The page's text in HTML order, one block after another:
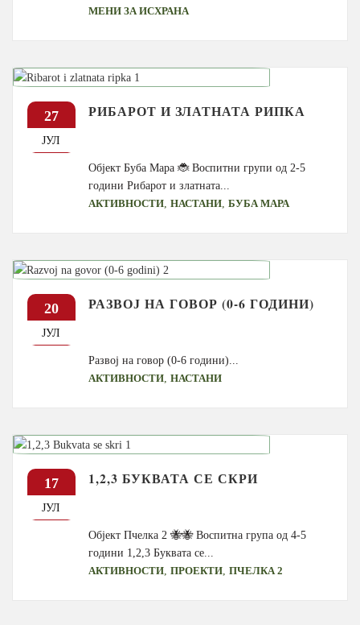
МЕНИ ЗА ИСХРАНА
27
ЈУЛ
РИБАРОТ И ЗЛАТНАТА РИПКА
Објект Буба Мара 🐞 Воспитни групи од 2-5
години Рибарот и златната...
АКТИВНОСТИ ,НАСТАНИ ,БУБА МАРА
20
ЈУЛ
РАЗВОЈ НА ГОВОР (0-6 ГОДИНИ)
Развој на говор (0-6 години)...
АКТИВНОСТИ ,НАСТАНИ
17
ЈУЛ
1,2,3 БУКВАТА СЕ СКРИ
Објект Пчелка 2 🐝🐝 Воспитна група од 4-5
години 1,2,3 Буквата се...
АКТИВНОСТИ ,ПРОЕКТИ ,ПЧЕЛКА 2